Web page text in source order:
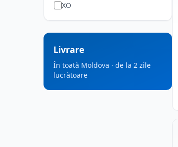
XO
Livrare
În toată Moldova · de la 2 zile
lucrătoare